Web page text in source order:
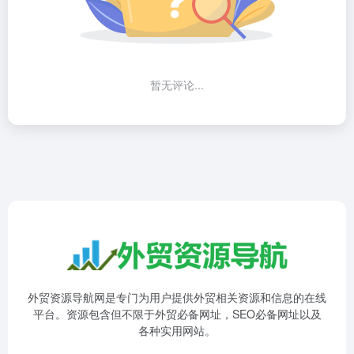
暂无评论...
外贸资源导航网是专门为用户提供外贸相关资源和信息的在线
平台。资源包含但不限于外贸必备网址，SEO必备网址以及
各种实用网站。